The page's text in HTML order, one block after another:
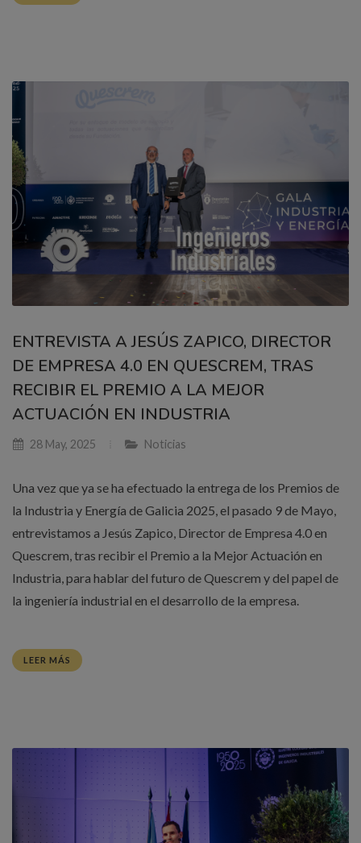
ENTREVISTA A JESÚS ZAPICO, DIRECTOR
DE EMPRESA 4.0 EN QUESCREM, TRAS
RECIBIR EL PREMIO A LA MEJOR
ACTUACIÓN EN INDUSTRIA
28 May, 2025 Noticias
Una vez que ya se ha efectuado la entrega de los Premios de
la Industria y Energía de Galicia 2025, el pasado 9 de Mayo,
entrevistamos a Jesús Zapico, Director de Empresa 4.0 en
Quescrem, tras recibir el Premio a la Mejor Actuación en
Industria, para hablar del futuro de Quescrem y del papel de
la ingeniería industrial en el desarrollo de la empresa.
LEER MÁS